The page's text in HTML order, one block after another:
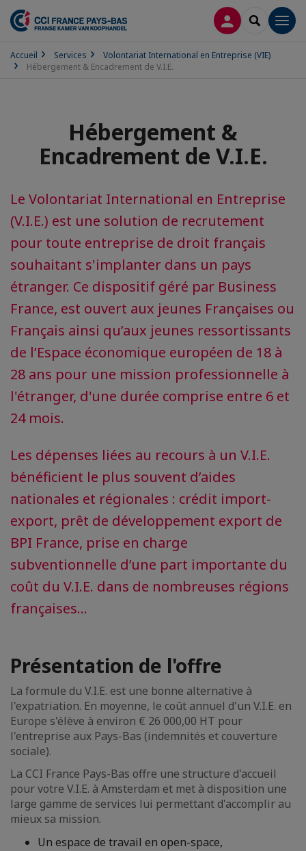
CONNEXION
Accueil Services
Volontariat International en Entreprise (VIE)
Hébergement & Encadrement de V.I.E.
Hébergement &
Encadrement de V.I.E.
Le Volontariat International en Entreprise
(V.I.E.) est une solution de recrutement
pour toute entreprise de droit français
souhaitant s'implanter dans un pays
étranger. Ce dispositif géré par Business
France, est ouvert aux jeunes Françaises ou
Français ainsi qu’aux jeunes ressortissants
de l’Espace économique européen de 18 à
28 ans pour une mission professionnelle à
l'étranger, d'une durée comprise entre 6 et
24 mois.
Les dépenses liées au recours à un V.I.E.
bénéficient le plus souvent d’aides
nationales et régionales : crédit import-
export, prêt de développement export de
BPI France, prise en charge
subventionnelle d’une part importante du
coût du V.I.E. dans de nombreuses régions
françaises…
Présentation de l'offre
La formule du V.I.E. est une bonne alternative à
l'expatriation. En moyenne, le coût annuel d'un V.I.E. en
Europe s'élève à environ € 26 000,00 HT pour
l'entreprise aux Pays-Bas (indemnités et couverture
sociale).
La CCI France Pays-Bas offre une structure d'accueil
pour votre V.I.E. à Amsterdam et met à disposition une
large gamme de services lui permettant d'accomplir au
mieux sa mission.
Un espace de travail en open-space,